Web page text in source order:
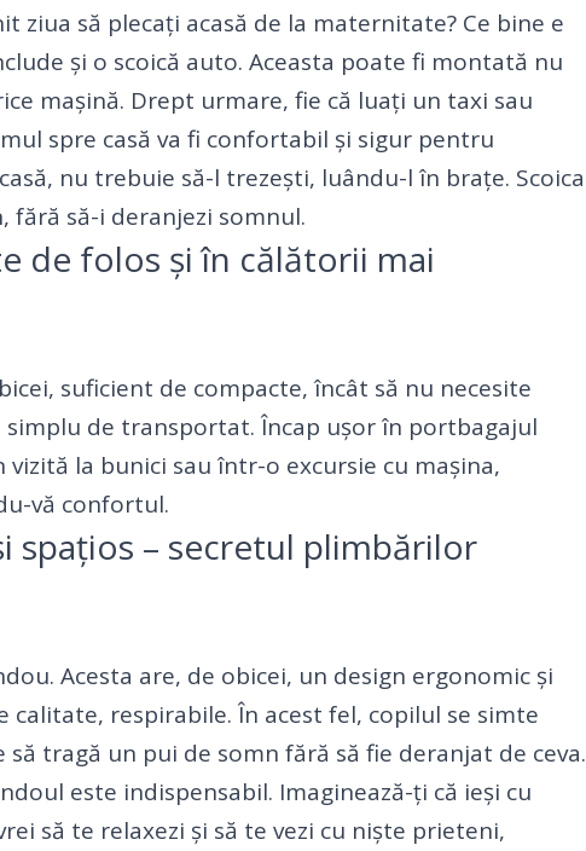
ziua să plecați acasă de la maternitate? Ce bine e
și o scoică auto. Aceasta poate fi montată nu
mașină. Drept urmare, fie că luați un taxi sau
spre casă va fi confortabil și sigur pentru
nu trebuie să-l trezești, luându-l în brațe. Scoica
să-i deranjezi somnul.
de folos și în călătorii mai
suficient de compacte, încât să nu necesite
de transportat. Încap ușor în portbagajul
vizită la bunici sau într-o excursie cu mașina,
vă confortul.
spațios – secretul plimbărilor
Acesta are, de obicei, un design ergonomic și
respirabile. În acest fel, copilul se simte
tragă un pui de somn fără să fie deranjat de ceva.
este indispensabil. Imaginează-ți că ieși cu
să te relaxezi și să te vezi cu niște prieteni,